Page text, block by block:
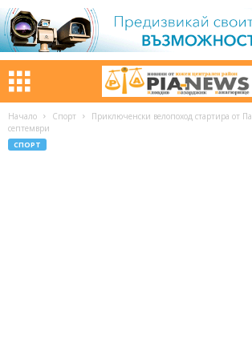
Начало Спорт
Приключенски велопоход стартира от
септември
СПОРТ